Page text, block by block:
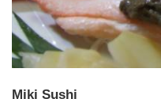
Miki Sushi